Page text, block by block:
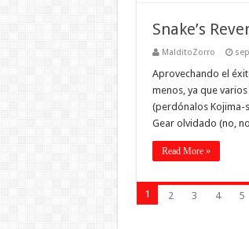
Snake’s
MalditoZorro
Aprovechando el
menos, ya que
(perdónalos Kojima-
Gear olvidado (no,
Read More »
1 2 3 4 5